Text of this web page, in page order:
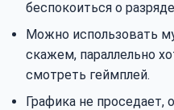
беспокоиться о
Можно использовать
скажем, параллельно
смотреть геймплей.
Графика не проседает,